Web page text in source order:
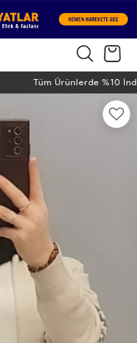
Tüm Ürünlerde %10